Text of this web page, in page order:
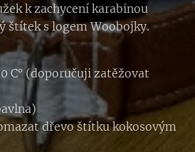
k zachycení karabinou
štítek s logem Woobojky.
C° (doporučuji zatěžovat
dřevo štítku kokosovým